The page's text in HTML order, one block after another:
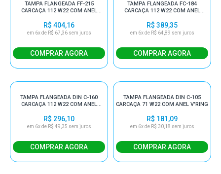
TAMPA FLANGEADA FF-215
CARCAÇA 112 W22 COM ANEL
R$ 404,16
em 6x de R$ 67,36 sem juros
TAMPA FLANGEADA FC-184
CARCAÇA 112 W22 COM ANEL
R$ 389,35
em 6x de R$ 64,89 sem juros
TAMPA FLANGEADA DIN C-160
CARCAÇA 112 W22 COM ANEL
R$ 296,10
em 6x de R$ 49,35 sem juros
TAMPA FLANGEADA DIN C-105
CARCAÇA 71 W22 COM ANEL V'RING
R$ 181,09
em 6x de R$ 30,18 sem juros